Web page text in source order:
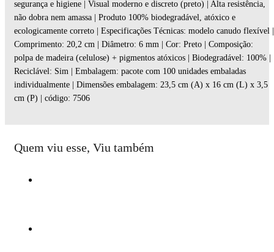
segurança e higiene | Visual moderno e discreto (preto) | Alta resistência,
não dobra nem amassa | Produto 100% biodegradável, atóxico e
ecologicamente correto | Especificações Técnicas: modelo canudo flexível |
Comprimento: 20,2 cm | Diâmetro: 6 mm | Cor: Preto | Composição:
polpa de madeira (celulose) + pigmentos atóxicos | Biodegradável: 100% |
Reciclável: Sim | Embalagem: pacote com 100 unidades embaladas
individualmente | Dimensões embalagem: 23,5 cm (A) x 16 cm (L) x 3,5
cm (P) | código: 7506
Quem viu esse, Viu também